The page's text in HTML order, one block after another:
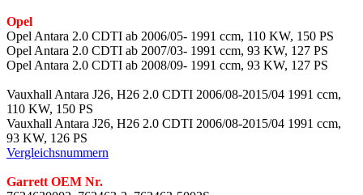
Opel
Opel Antara 2.0 CDTI ab 2006/05- 1991 ccm, 110 KW, 150 PS
Opel Antara 2.0 CDTI ab 2007/03- 1991 ccm, 93 KW, 127 PS
Opel Antara 2.0 CDTI ab 2008/09- 1991 ccm, 93 KW, 127 PS
Vauxhall Antara J26, H26 2.0 CDTI 2006/08-2015/04 1991 ccm,
110 KW, 150 PS
Vauxhall Antara J26, H26 2.0 CDTI 2006/08-2015/04 1991 ccm,
93 KW, 126 PS
Vergleichsnummern
Garrett OEM Nr.